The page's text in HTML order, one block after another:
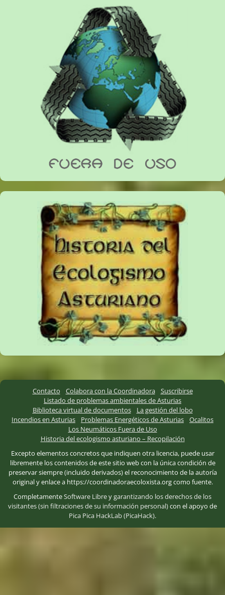
Contacto Colabora con la Coordinadora
Suscribirse
Listado de problemas ambientales de Asturias
Biblioteca virtual de documentos
La gestión del lobo
Incendios en Asturias
Problemas Energéticos de Asturias
Ocalitos
Los Neumáticos Fuera de Uso
Historia del ecologismo asturiano – Recopilación
Excepto elementos concretos que indiquen otra licencia, puede usar
libremente los contenidos de este sitio web con la única condición de
preservar siempre (incluido derivados) el reconocimiento de la autoría
original y enlace a https://coordinadoraecoloxista.org como fuente.
CompletamenteSoftware Libreygarantizando los derechos de los
visitantes (sin filtraciones de su información personal)con el apoyo de
Pica Pica HackLab (PicaHack).